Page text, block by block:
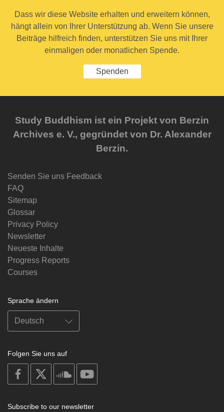
Dass wir diese Website erhalten und erweitern können,
hängt allein von Ihrer Unterstützung ab. Wenn Sie unsere
Beiträge hilfreich finden, unterstützen Sie uns mit Ihrer
einmaligen oder monatlichen Spende.
Spenden
Study Buddhism ist ein Projekt von Berzin
Archives e. V., gegründet von Dr. Alexander
Berzin.
Senden Sie uns Feedback
FAQ
Sitemap
Glossar
Privacy Policy
Newsletter
Neueste Inhalte
Progress Reports
Courses
Sprache ändern
Folgen Sie uns auf
on
facebook
soundcloud
Subscribe to our newsletter